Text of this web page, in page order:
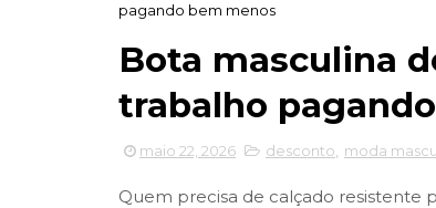
pagando bem menos
Bota masculina
trabalho
maio 22, 2026 desconto moda
Quem precisa de calçado resistente